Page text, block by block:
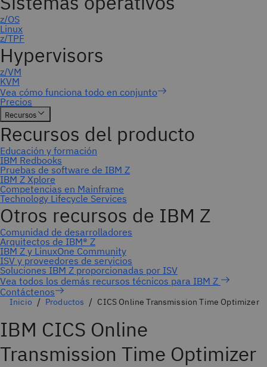
Contáctenos
Inicio Productos CICS Online Transmission Time Optimizer
IBM CICS Online
Transmission Time Optimizer